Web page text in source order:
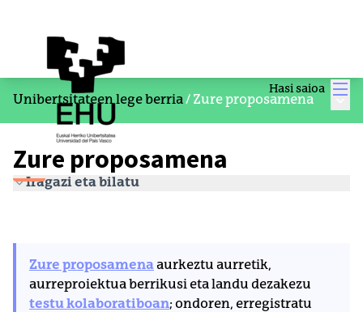
Hasi saioa
Unibertsitateen lege berria/ Zure proposamena
Zure proposamena
Iragazi eta bilatu
Zure proposamenaaurkeztu aurretik,
aurreproiektua berrikusi eta landu dezakezu
testu kolaboratiboan; ondoren, erregistratu